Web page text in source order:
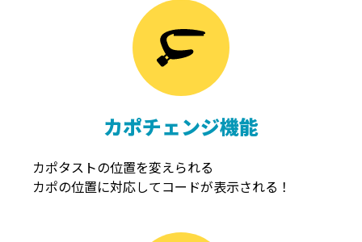
カポチェンジ機能
カポタストの位置を変えられる
カポの位置に対応してコードが表示される！